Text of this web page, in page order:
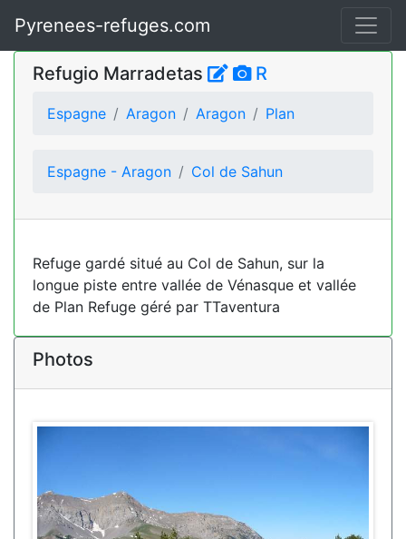
Pyrenees-refuges.com
Refugio Marradetas R
Espagne Aragon Aragon Plan
Espagne - Aragon Col de Sahun
Refuge gardé situé au Col de Sahun, sur la
longue piste entre vallée de Vénasque et vallée
de Plan Refuge géré par TTaventura
Photos